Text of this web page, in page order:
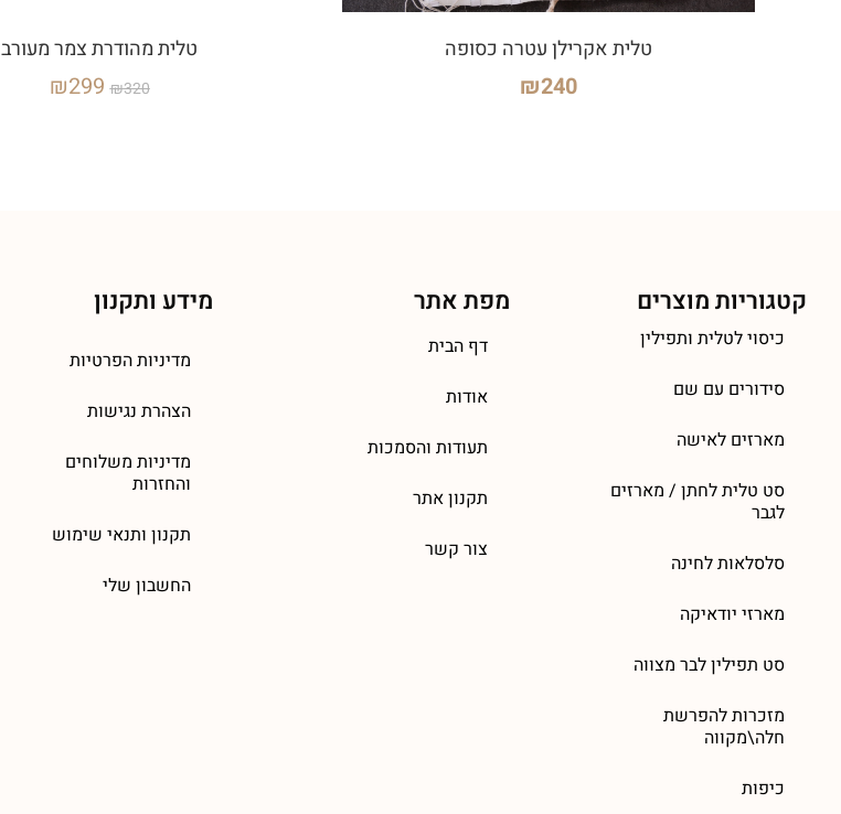
טלית אקרילן עטרה כסופה
₪240
טלית מהודרת צמר מעורב
₪320
₪299
קטגוריות מוצרים
כיסוי לטלית ותפילין
סידורים עם שם
מארזים לאישה
סט טלית לחתן / מארזים
לגבר
סלסלאות לחינה
מארזי יודאיקה
סט תפילין לבר מצווה
מזכרות להפרשת
חלה\מקווה
כיפות
מפת אתר
דף הבית
אודות
תעודות והסמכות
תקנון אתר
צור קשר
מידע ותקנון
מדיניות הפרטיות
הצהרת נגישות
מדיניות משלוחים
והחזרות
תקנון ותנאי שימוש
החשבון שלי